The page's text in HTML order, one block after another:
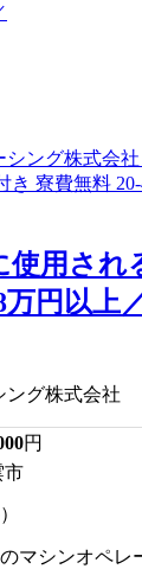
使用さ
円以上
ング株式会社
円
市
マシンオペレ